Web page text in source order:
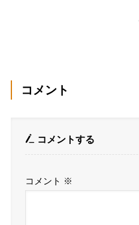
コメント
コメントする
コメント ※